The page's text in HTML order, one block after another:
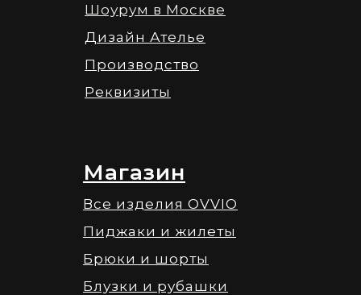
Шоурум в Москве
Дизайн Ателье
Производство
Реквизиты
Все изделия OVVIO
Пиджаки и жилеты
Брюки и шорты
Блузки и рубашки
Магазин